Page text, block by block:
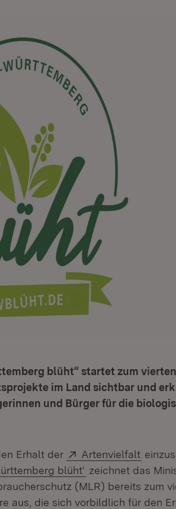
blüht“ startet zum
im Land sichtbar und
und Bürger für die
Erhalt der Extern:
Artenvielfalt
blüht‘ (Öffnet in neuem
zeichnet das
(MLR) bereits zum
aus, die sich vorbildlich für den